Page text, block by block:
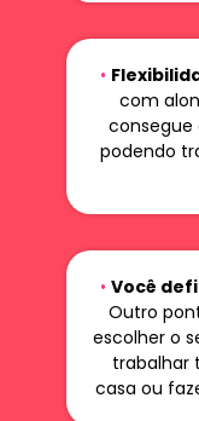
•
com
consegue
podendo
• Você
Outro
escolher o
trabalhar
casa ou